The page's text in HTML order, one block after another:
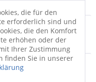
die für den
erforderlich sind und
die den Komfort
erhöhen oder der
Ihrer Zustimmung
finden Sie in unserer